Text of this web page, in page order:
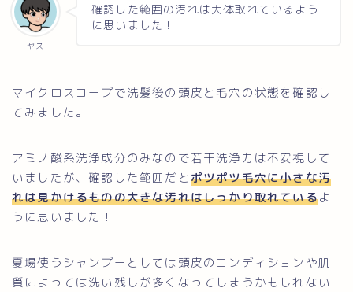
ヤス
確認した範囲の汚れは大体取れているよう
に思いました！
マイクロスコープで洗髪後の頭皮と毛穴の状態を確認し
てみました。
アミノ酸系洗浄成分のみなので若干洗浄力は不安視して
いましたが、確認した範囲だとポツポツ毛穴に小さな汚
れは見かけるものの大きな汚れはしっかり取れているよ
うに思いました！
夏場使うシャンプーとしては頭皮のコンディションや肌
質によっては洗い残しが多くなってしまうかもしれない